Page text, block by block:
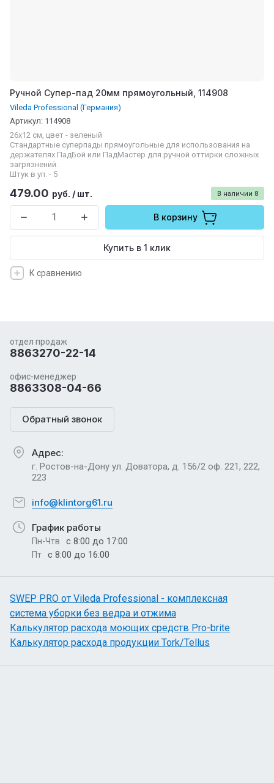
Ручной Супер-пад 20мм прямоугольный, 114908
Vileda Professional (Германия)
Артикул: 114908
26x12 см, цвет - зеленый
Cтандартные суперпады прямоугольные для использования на
держателях ПадБой или ПадМастер для ручной оттирки сложных
загрязнений.
Штук в уп. - 5
В наличии 8
479.00 руб. / шт.
В корзину
Купить в 1 клик
К сравнению
отдел продаж
8863270-22-14
офис-менеджер
8863308-04-66
Обратный звонок
Адрес:
г. Ростов-на-Дону ул. Доватора, д. 156/2 оф. 221, 222,
223
info@klintorg61.ru
График работы
Пн-Чтв с 8:00 до 17:00
Пт с 8:00 до 16:00
SWEP PRO от Vileda Professional - комплексная
система уборки без ведра и отжима
Калькулятор расхода моющих средств Pro-brite
Калькулятор расхода продукции Tork/Tellus